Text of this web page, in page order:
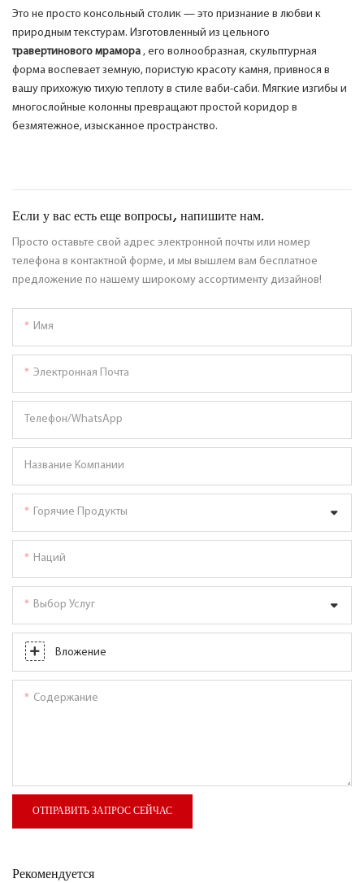
Это не просто консольный столик — это признание в любви к
природным текстурам. Изготовленный из цельного
травертинового мрамора , его волнообразная, скульптурная
форма воспевает земную, пористую красоту камня, привнося в
вашу прихожую тихую теплоту в стиле ваби-саби. Мягкие изгибы и
многослойные колонны превращают простой коридор в
безмятежное, изысканное пространство.
Если у вас есть еще вопросы, напишите нам.
Просто оставьте свой адрес электронной почты или номер
телефона в контактной форме, и мы вышлем вам бесплатное
предложение по нашему широкому ассортименту дизайнов!
Имя
Электронная Почта
Телефон/WhatsApp
Название Компании
Горячие Продукты
Наций
Выбор Услуг
Вложение
Содержание
ОТПРАВИТЬ ЗАПРОС СЕЙЧАС
Рекомендуется